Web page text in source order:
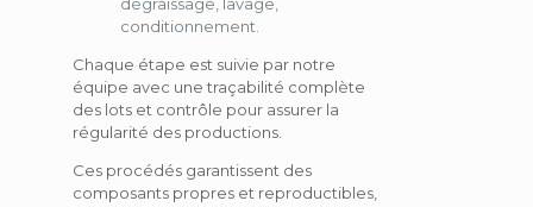
conditionnement.
Chaque étape est suivie par notre
équipe avec une traçabilité complète
des lots et contrôle pour assurer la
régularité des productions.
Ces procédés garantissent des
composants propres et reproductibles